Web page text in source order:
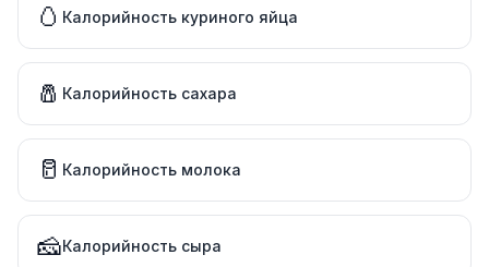
🥚 Калорийность куриного яйца
🧂 Калорийность сахара
🥛 Калорийность молока
🧀Калорийность сыра